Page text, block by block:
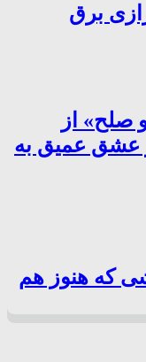
برق
صلح» از
عشق عمیق به
که هنوز هم